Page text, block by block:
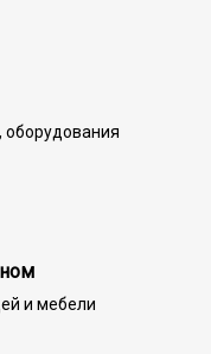
оборудования
и мебели